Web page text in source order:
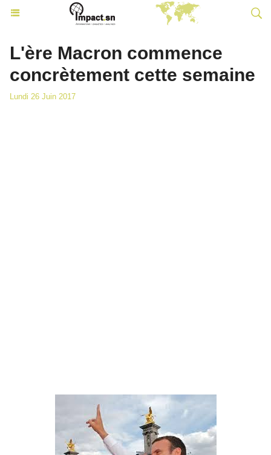
L'ère Macron commence
concrètement cette semaine
Lundi 26 Juin 2017